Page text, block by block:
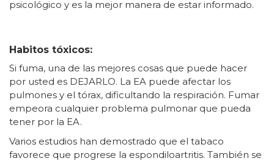
psicológico y es la mejor manera de estar informado.
Habitos tóxicos:
Si fuma, una de las mejores cosas que puede hacer
por usted es DEJARLO. La EA puede afectar los
pulmones y el tórax, dificultando la respiración. Fumar
empeora cualquier problema pulmonar que pueda
tener por la EA.
Varios estudios han demostrado que el tabaco
favorece que progrese la espondiloartritis. También se